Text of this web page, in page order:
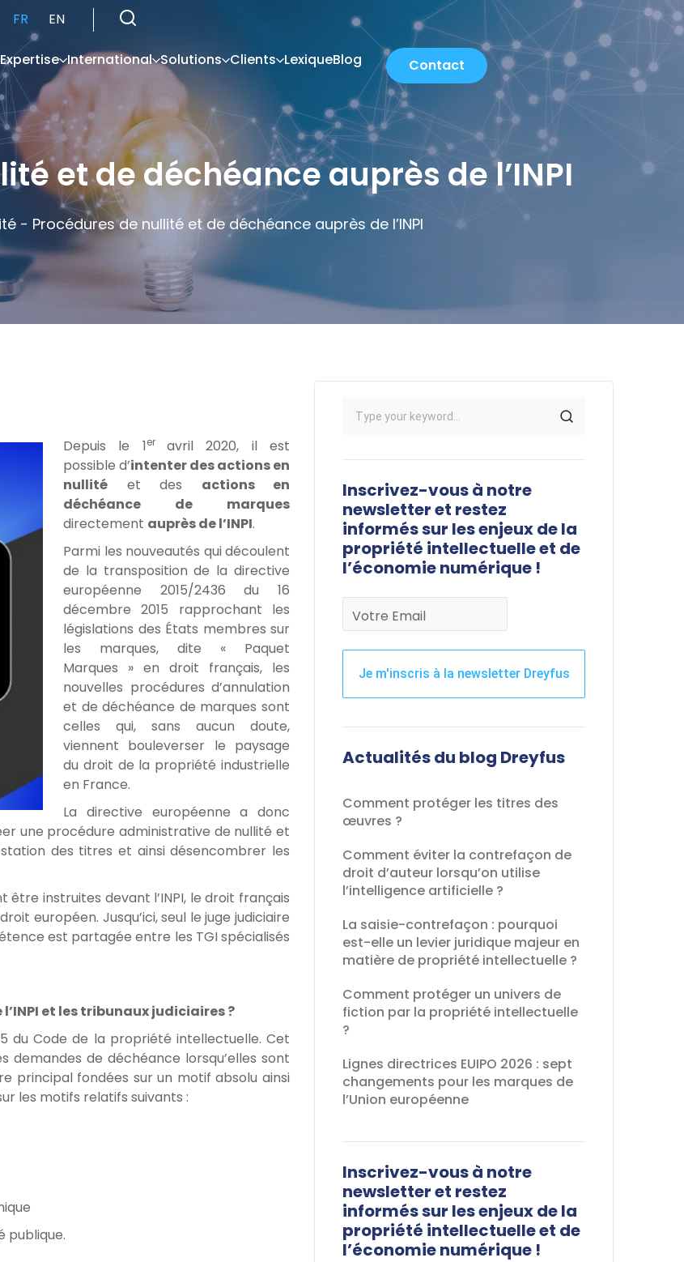
FR EN
Expertise International Solutions Clients LexiqueBlog Contact
et de déchéance auprès de l’INPI
- Procédures de nullité et de déchéance auprès de l’INPI
Depuis le 1er avril 2020, il est
possible d’intenter des actions en
nullité et des actions en
déchéance de marques
directement auprès de l’INPI.
Parmi les nouveautés qui découlent
de la transposition de la directive
européenne 2015/2436 du 16
décembre 2015 rapprochant les
législations des États membres sur
les marques, dite « Paquet
Marques » en droit français, les
nouvelles procédures d’annulation
et de déchéance de marques sont
celles qui, sans aucun doute,
viennent bouleverser le paysage
du droit de la propriété industrielle
en France.
La directive européenne a donc
une procédure administrative de nullité et
des titres et ainsi désencombrer les
être instruites devant l’INPI, le droit français
européen. Jusqu’ici, seul le juge judiciaire
est partagée entre les TGI spécialisés
et les tribunaux judiciaires ?
du Code de la propriété intellectuelle. Cet
demandes de déchéance lorsqu’elles sont
principal fondées sur un motif absolu ainsi
les motifs relatifs suivants :
publique.
Inscrivez-vous à notre
newsletter et restez
informés sur les enjeux de la
propriété intellectuelle et de
l’économie numérique !
Votre Email
Je m'inscris à la newsletter Dreyfus
champ
devrait
vide
Actualités du blog Dreyfus
Comment protéger les titres des
œuvres ?
Comment éviter la contrefaçon de
droit d’auteur lorsqu’on utilise
l’intelligence artificielle ?
La saisie-contrefaçon : pourquoi
est-elle un levier juridique majeur en
matière de propriété intellectuelle ?
Comment protéger un univers de
fiction par la propriété intellectuelle
?
Lignes directrices EUIPO 2026 : sept
changements pour les marques de
l’Union européenne
Inscrivez-vous à notre
newsletter et restez
informés sur les enjeux de la
propriété intellectuelle et de
l’économie numérique !